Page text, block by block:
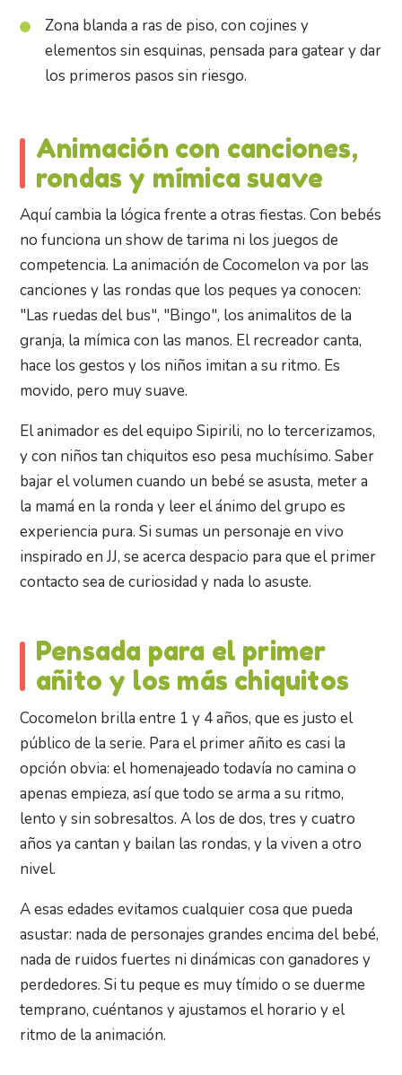
Zona blanda a ras de piso, con cojines y
elementos sin esquinas, pensada para gatear y dar
los primeros pasos sin riesgo.
Animación con canciones,
rondas y mímica suave
Aquí cambia la lógica frente a otras fiestas. Con bebés
no funciona un show de tarima ni los juegos de
competencia. La animación de Cocomelon va por las
canciones y las rondas que los peques ya conocen:
"Las ruedas del bus", "Bingo", los animalitos de la
granja, la mímica con las manos. El recreador canta,
hace los gestos y los niños imitan a su ritmo. Es
movido, pero muy suave.
El animador es del equipo Sipirili, no lo tercerizamos,
y con niños tan chiquitos eso pesa muchísimo. Saber
bajar el volumen cuando un bebé se asusta, meter a
la mamá en la ronda y leer el ánimo del grupo es
experiencia pura. Si sumas un personaje en vivo
inspirado en JJ, se acerca despacio para que el primer
contacto sea de curiosidad y nada lo asuste.
Pensada para el primer
añito y los más chiquitos
Cocomelon brilla entre 1 y 4 años, que es justo el
público de la serie. Para el primer añito es casi la
opción obvia: el homenajeado todavía no camina o
apenas empieza, así que todo se arma a su ritmo,
lento y sin sobresaltos. A los de dos, tres y cuatro
años ya cantan y bailan las rondas, y la viven a otro
nivel.
A esas edades evitamos cualquier cosa que pueda
asustar: nada de personajes grandes encima del bebé,
nada de ruidos fuertes ni dinámicas con ganadores y
perdedores. Si tu peque es muy tímido o se duerme
temprano, cuéntanos y ajustamos el horario y el
ritmo de la animación.